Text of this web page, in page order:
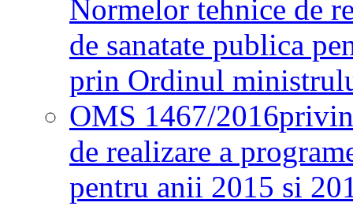
Normelor tehnice de
de sanatate publica
prin Ordinul
OMS 1467/2016
de realizare a
pentru anii 2015 si